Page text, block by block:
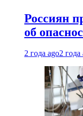
Россиян
об
2 года ago2 года